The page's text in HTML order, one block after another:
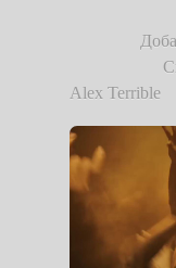
Alex Terrible